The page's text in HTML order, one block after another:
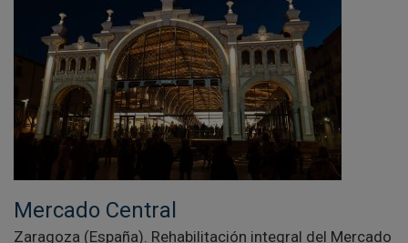
Mercado Central
Zaragoza (España). Rehabilitación integral del Mercado